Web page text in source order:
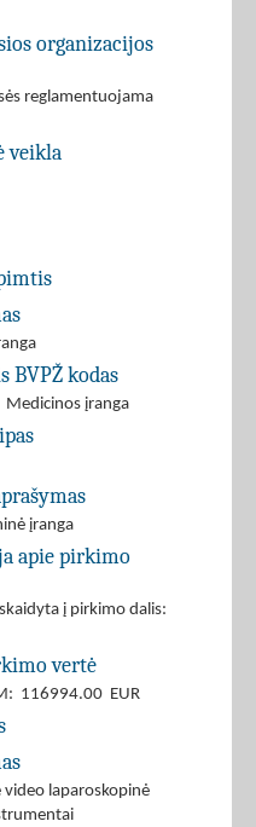
organizacijos
reglamentuojama
veikla
BVPŽ kodas
Medicinos įranga
įranga
apie pirkimo
į pirkimo dalis:
vertė
116994.00 EUR
video laparoskopinė